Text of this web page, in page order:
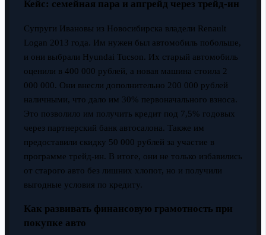
Кейс: семейная пара и апгрейд через трейд-ин
Супруги Ивановы из Новосибирска владели Renault
Logan 2013 года. Им нужен был автомобиль побольше,
и они выбрали Hyundai Tucson. Их старый автомобиль
оценили в 400 000 рублей, а новая машина стоила 2
000 000. Они внесли дополнительно 200 000 рублей
наличными, что дало им 30% первоначального взноса.
Это позволило им получить кредит под 7,5% годовых
через партнерский банк автосалона. Также им
предоставили скидку 50 000 рублей за участие в
программе трейд-ин. В итоге, они не только избавились
от старого авто без лишних хлопот, но и получили
выгодные условия по кредиту.
Как развивать финансовую грамотность при
покупке авто